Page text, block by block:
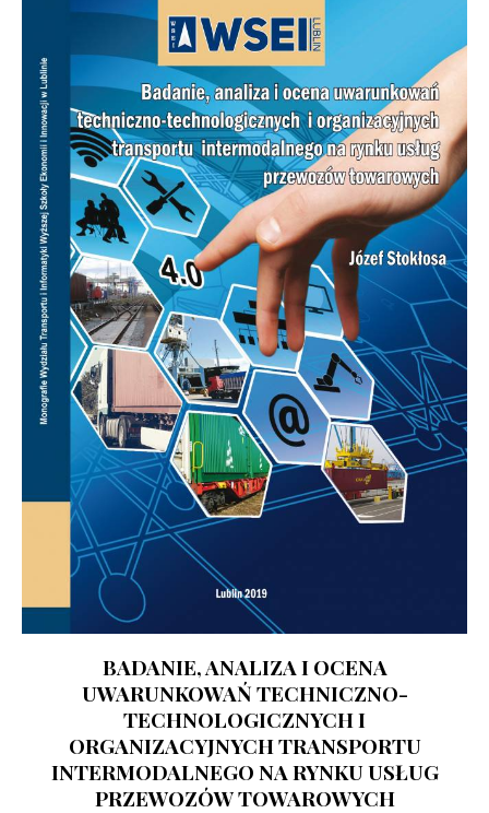
BADANIE, ANALIZA I OCENA
UWARUNKOWAŃ TECHNICZNO-
TECHNOLOGICZNYCH I
ORGANIZACYJNYCH TRANSPORTU
INTERMODALNEGO NA RYNKU USŁUG
PRZEWOZÓW TOWAROWYCH